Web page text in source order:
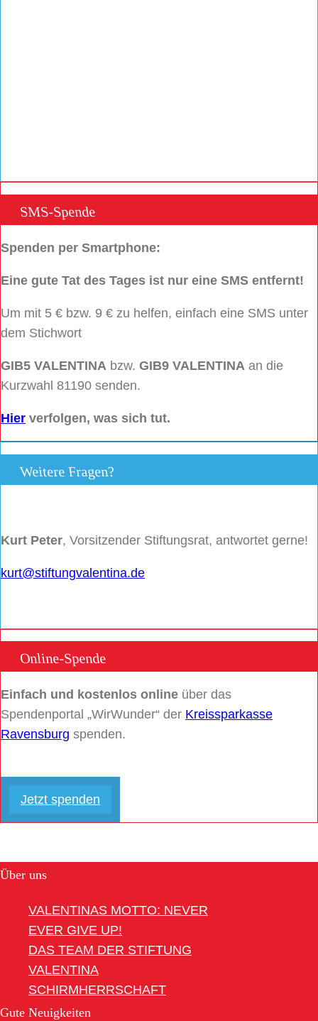
SMS-Spende
Spenden per Smartphone:
Eine gute Tat des Tages ist nur eine SMS entfernt!
Um mit 5 € bzw. 9 € zu helfen, einfach eine SMS unter
dem Stichwort
GIB5 VALENTINA bzw. GIB9 VALENTINA an die
Kurzwahl 81190 senden.
Hier verfolgen, was sich tut.
Weitere Fragen?
Kurt Peter, Vorsitzender Stiftungsrat, antwortet gerne!
kurt@stiftungvalentina.de
Online-Spende
Einfach und kostenlos online über das
Spendenportal „WirWunder“ der Kreissparkasse
Ravensburg spenden.
Jetzt spenden
Über uns
VALENTINAS MOTTO: NEVER
EVER GIVE UP!
DAS TEAM DER STIFTUNG
VALENTINA
SCHIRMHERRSCHAFT
Gute Neuigkeiten